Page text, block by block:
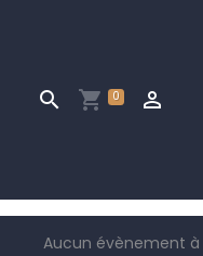
0
Aucun évènement